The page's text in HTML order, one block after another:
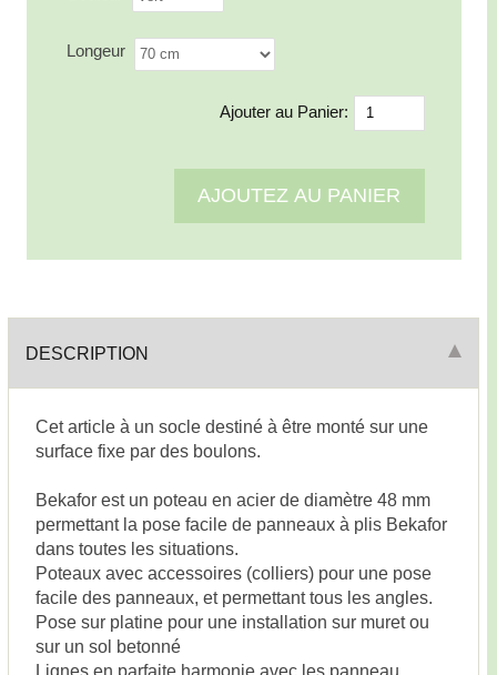
Longeur
Ajouter au Panier:
DESCRIPTION
Cet article à un socle destiné à être monté sur une
surface fixe par des boulons.
Bekafor est un poteau en acier de diamètre 48 mm
permettant la pose facile de panneaux à plis Bekafor
dans toutes les situations.
Poteaux avec accessoires (colliers) pour une pose
facile des panneaux, et permettant tous les angles.
Pose sur platine pour une installation sur muret ou
sur un sol betonné
Lignes en parfaite harmonie avec les panneau